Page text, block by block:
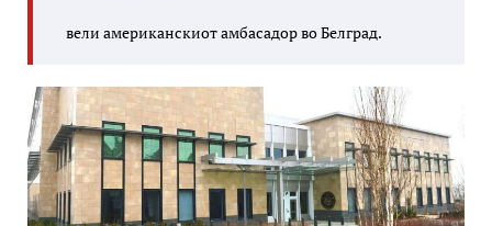
вели американскиот амбасадор во Белград.